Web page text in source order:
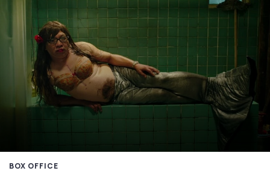
BOX OFFICE